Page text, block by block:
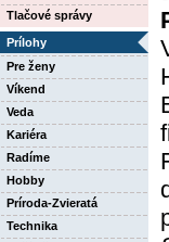
Tlačové správy
Prílohy
Pre ženy
Víkend
Veda
Kariéra
Radíme
Hobby
Príroda-Zvieratá
Technika